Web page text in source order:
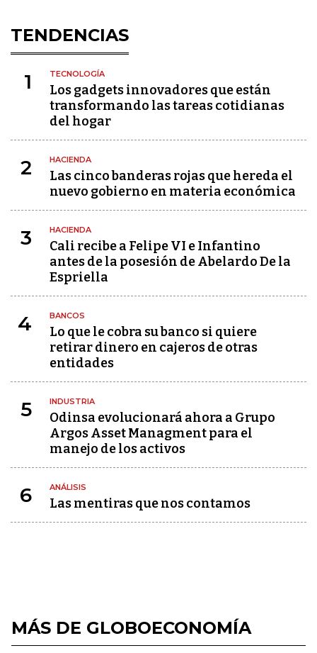
TENDENCIAS
1 TECNOLOGÍA
Los gadgets innovadores que están
transformando las tareas cotidianas
del hogar
2 HACIENDA
Las cinco banderas rojas que hereda el
nuevo gobierno en materia económica
3 HACIENDA
Cali recibe a Felipe VI e Infantino
antes de la posesión de Abelardo De la
Espriella
4 BANCOS
Lo que le cobra su banco si quiere
retirar dinero en cajeros de otras
entidades
5 INDUSTRIA
Odinsa evolucionará ahora a Grupo
Argos Asset Managment para el
manejo de los activos
6 ANÁLISIS
Las mentiras que nos contamos
MÁS DE GLOBOECONOMÍA